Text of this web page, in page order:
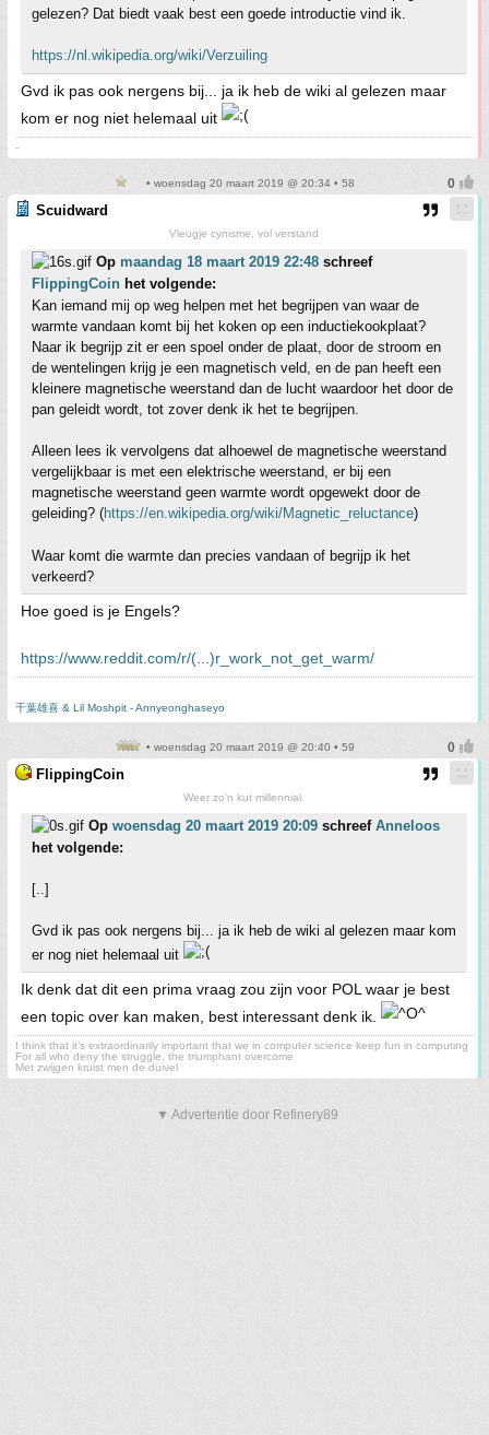
gelezen? Dat biedt vaak best een goede introductie vind ik.
https://nl.wikipedia.org/wiki/Verzuiling
Gvd ik pas ook nergens bij... ja ik heb de wiki al gelezen maar
kom er nog niet helemaal uit
-
• woensdag 20 maart 2019 @ 20:34 • 58
Scuidward
Vleugje cynisme, vol verstand
Op maandag 18 maart 2019 22:48 schreef
FlippingCoin het volgende:
Kan iemand mij op weg helpen met het begrijpen van waar de
warmte vandaan komt bij het koken op een inductiekookplaat?
Naar ik begrijp zit er een spoel onder de plaat, door de stroom en
de wentelingen krijg je een magnetisch veld, en de pan heeft een
kleinere magnetische weerstand dan de lucht waardoor het door de
pan geleidt wordt, tot zover denk ik het te begrijpen.
Alleen lees ik vervolgens dat alhoewel de magnetische weerstand
vergelijkbaar is met een elektrische weerstand, er bij een
magnetische weerstand geen warmte wordt opgewekt door de
geleiding? (https://en.wikipedia.org/wiki/Magnetic_reluctance)
Waar komt die warmte dan precies vandaan of begrijp ik het
verkeerd?
Hoe goed is je Engels?
https://www.reddit.com/r/(...)r_work_not_get_warm/
千葉雄喜 & Lil Moshpit - Annyeonghaseyo
• woensdag 20 maart 2019 @ 20:40 • 59
FlippingCoin
Weer zo'n kut millennial.
Op woensdag 20 maart 2019 20:09 schreef Anneloos
het volgende:
[..]
Gvd ik pas ook nergens bij... ja ik heb de wiki al gelezen maar kom
er nog niet helemaal uit
Ik denk dat dit een prima vraag zou zijn voor POL waar je best
een topic over kan maken, best interessant denk ik.
I think that it’s extraordinarily important that we in computer science keep fun in computing
For all who deny the struggle, the triumphant overcome
Met zwijgen kruist men de duivel
▼ Advertentie door Refinery89